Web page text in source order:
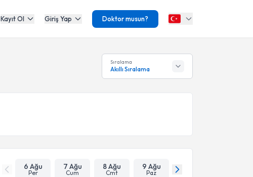
Kayıt Ol Giriş Yap Doktor musun?
Sıralama
Akıllı Sıralama
6 Ağu
Per
7 Ağu
Cum
8 Ağu
Cmt
9 Ağu
Paz